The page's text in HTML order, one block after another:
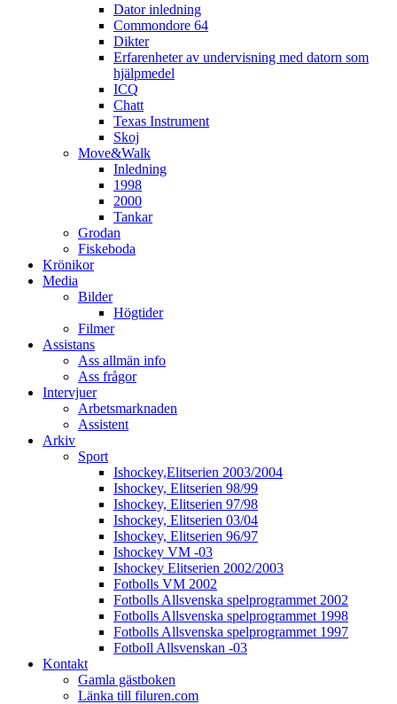
Dator inledning
Commondore 64
Dikter
Erfarenheter av undervisning med datorn som
hjälpmedel
ICQ
Chatt
Texas Instrument
Skoj
Move&Walk
Inledning
1998
2000
Tankar
Grodan
Fiskeboda
Krönikor
Media
Bilder
Högtider
Filmer
Assistans
Ass allmän info
Ass frågor
Intervjuer
Arbetsmarknaden
Assistent
Arkiv
Sport
Ishockey,Elitserien 2003/2004
Ishockey, Elitserien 98/99
Ishockey, Elitserien 97/98
Ishockey, Elitserien 03/04
Ishockey, Elitserien 96/97
Ishockey VM -03
Ishockey Elitserien 2002/2003
Fotbolls VM 2002
Fotbolls Allsvenska spelprogrammet 2002
Fotbolls Allsvenska spelprogrammet 1998
Fotbolls Allsvenska spelprogrammet 1997
Fotboll Allsvenskan -03
Kontakt
Gamla gästboken
Länka till filuren.com